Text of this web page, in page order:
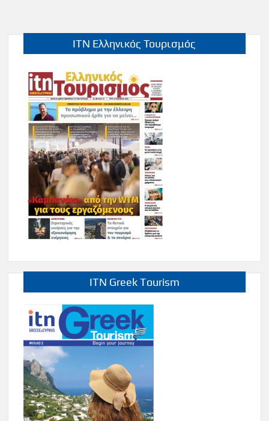
ITN Ελληνικός Τουρισμός
ITN Greek Tourism